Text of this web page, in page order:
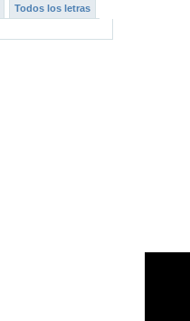
Todos los letras